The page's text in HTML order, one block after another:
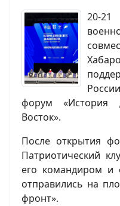
20-
форум «История
Восток».
После открытия
Патриотический
его командиром и
отправились на
фронт».